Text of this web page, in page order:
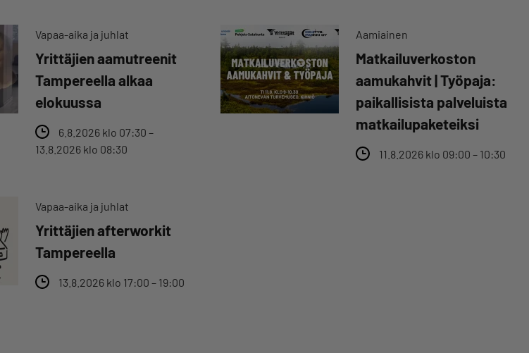
Vapaa-aika ja juhlat
Yrittäjien aamutreenit
Tampereella alkaa
elokuussa
6.8.2026 klo 07:30 –
13.8.2026 klo 08:30
Aamiainen
Matkailuverkoston
aamukahvit | Työpaja:
paikallisista palveluista
matkailupaketeiksi
11.8.2026 klo 09:00 – 10:30
Vapaa-aika ja juhlat
Yrittäjien afterworkit
Tampereella
13.8.2026 klo 17:00 – 19:00